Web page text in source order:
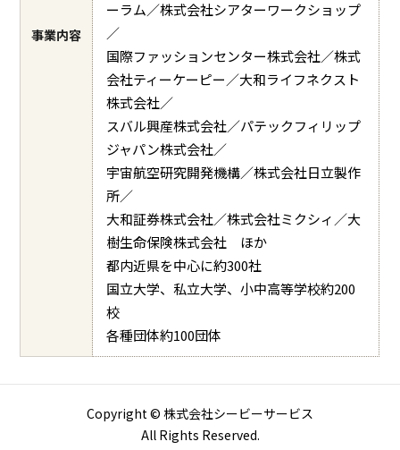
事業内容
ーラム／株式会社シアターワークショップ
／
国際ファッションセンター株式会社／株式
会社ティーケーピー／大和ライフネクスト
株式会社／
スバル興産株式会社／パテックフィリップ
ジャパン株式会社／
宇宙航空研究開発機構／株式会社日立製作
所／
大和証券株式会社／株式会社ミクシィ／大
樹生命保険株式会社 ほか
都内近県を中心に約300社
国立大学、私立大学、小中高等学校約200
校
各種団体約100団体
Copyright © 株式会社シービーサービス
All Rights Reserved.